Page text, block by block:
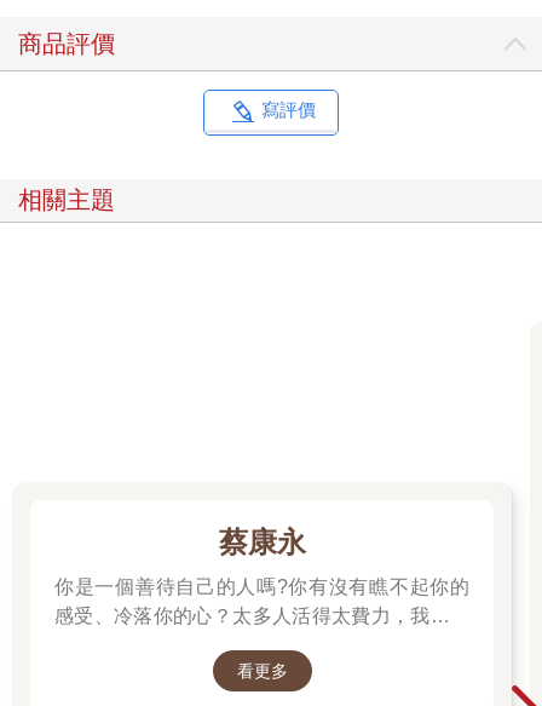
01 越成熟，越真誠
如果你問我，溝通中最重要的是什麼，我會給出一個很明確的答
道你就沒有撒過謊嗎？你這不是站著說話不腰疼嗎？現在的套路
說。真誠是一種交流狀態，不是知無不言的洩底。
舉個例⼦。如果面試者以前在另一家經紀公司待過，我通常會故
意問一下他以前合作過的藝人的保密資訊，比如廣告代言費⽤。
如果對方馬上就告訴我，我反倒不認為這是真誠，而會判斷面試
問的這個問題我不能回答，因為這屬於之前公司的商業範疇。我
認為保守秘密是一件我必須遵守的事情。」這反而會在面試過程
商品評價
寫評價
相關主題
蔡康永
你是一個善待自己的人嗎?你有沒有瞧不起你的
感受、冷落你的心？太多人活得太費力，我想為
舒服、也更滿足的方法。所以我寫了這本書。
看更多